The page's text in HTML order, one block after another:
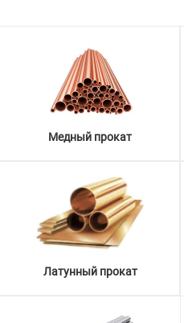
Медный прокат
Латунный прокат